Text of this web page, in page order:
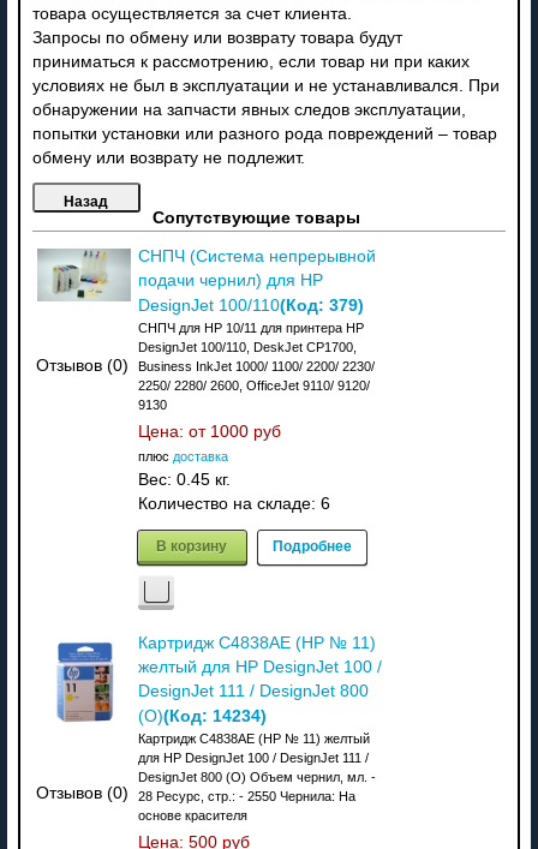
товара осуществляется за счет клиента.
Запросы по обмену или возврату товара будут
приниматься к рассмотрению, если товар ни при каких
условиях не был в эксплуатации и не устанавливался. При
обнаружении на запчасти явных следов эксплуатации,
попытки установки или разного рода повреждений – товар
обмену или возврату не подлежит.
Сопутствующие товары
Отзывов (0)
СНПЧ (Система непрерывной
подачи чернил) для HP
DesignJet 100/110(Код: 379)
СНПЧ для HP 10/11 для принтера HP
DesignJet 100/110, DeskJet CP1700,
Business InkJet 1000/ 1100/ 2200/ 2230/
2250/ 2280/ 2600, OfficeJet 9110/ 9120/
9130
Цена: от 1000 руб
плюс доставка
Вес: 0.45 кг.
Количество на складе: 6
В корзину Подробнее
Отзывов (0)
Картридж C4838AE (HP № 11)
желтый для HP DesignJet 100 /
DesignJet 111 / DesignJet 800
(O)(Код: 14234)
Картридж C4838AE (HP № 11) желтый
для HP DesignJet 100 / DesignJet 111 /
DesignJet 800 (O) Объем чернил, мл. -
28 Ресурс, стр.: - 2550 Чернила: На
основе красителя
Цена: 500 руб